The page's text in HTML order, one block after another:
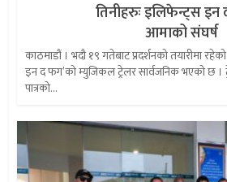
तिनीहरुः इलिफेन्ट्स
आमाको संघर्ष
काठमाडौं । भदौ १९ गतेबाट प्रदर्शनको तयारीमा
इन द फग’को म्युजिकल ट्रेलर सार्वजनिक भएको छ ।
पात्रको...